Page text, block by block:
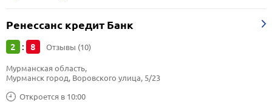
Ренессанс кредит Банк
2 : 8 Отзывы (10)
Откроется в 10:00
Мурманская область,
Мурманск город, Воровского улица, 5/23